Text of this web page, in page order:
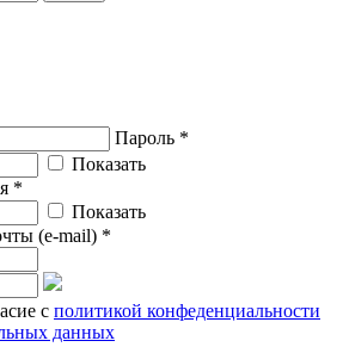
Пароль *
Показать
*
Показать
(e-mail) *
с политикой конфеденциальности
данных